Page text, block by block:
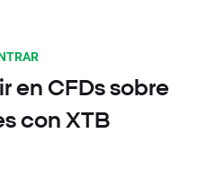
en CFDs sobre
con XTB